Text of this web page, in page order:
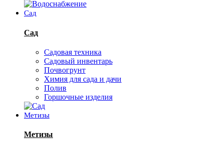
Сад
Сад
Садовая техника
Садовый инвентарь
Почвогрунт
Химия для сада и дачи
Полив
Горшочные изделия
Метизы
Метизы